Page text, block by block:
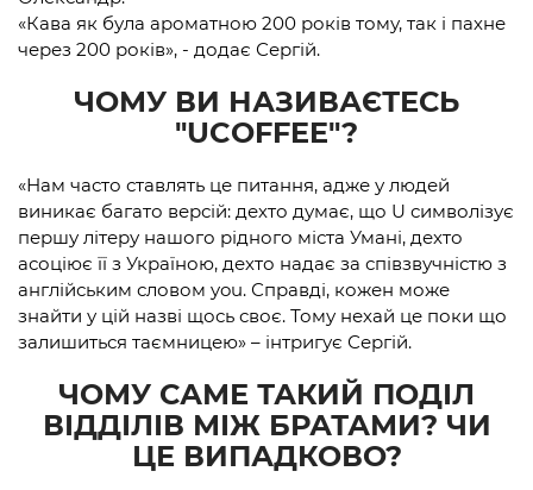
«Кава як була ароматною 200 років тому, так і пахне
через 200 років», - додає Сергій.
ЧОМУ ВИ НАЗИВАЄТЕСЬ
"UCOFFEE"?
«Нам часто ставлять це питання, адже у людей
виникає багато версій: дехто думає, що U символізує
першу літеру нашого рідного міста Умані, дехто
асоціює її з Україною, дехто надає за співзвучністю з
англійським словом you. Справді, кожен може
знайти у цій назві щось своє. Тому нехай це поки що
залишиться таємницею» – інтригує Сергій.
ЧОМУ САМЕ ТАКИЙ ПОДІЛ
ВІДДІЛІВ МІЖ БРАТАМИ? ЧИ
ЦЕ ВИПАДКОВО?